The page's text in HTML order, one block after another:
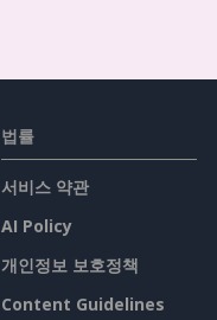
법률
서비스 약관
AI Policy
개인정보 보호정책
Content Guidelines